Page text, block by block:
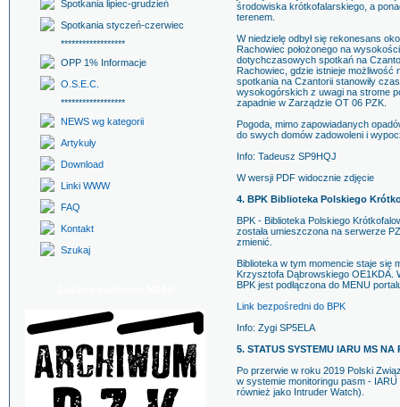
Spotkania lipiec-grudzień
Spotkania styczeń-czerwiec
******************
OPP 1% Informacje
O.S.E.C.
******************
NEWS wg kategorii
Artykuły
Download
Linki WWW
FAQ
Kontakt
Szukaj
środowiska krótkofalarskiego, a
terenem.
W niedzielę odbył się rekonesans
Rachowiec położonego na
dotychczasowych spotkań na
Rachowiec, gdzie istnieje
spotkania na Czantorii stanowiły
wysokogórskich z uwagi na strome
zapadnie w Zarządzie OT 06 PZK.
Pogoda, mimo zapowiadanych
do swych domów zadowoleni i
Info: Tadeusz SP9HQJ
W wersji PDF widocznie zdjęcie
4. BPK Biblioteka Polskiego
BPK - Biblioteka Polskiego
została umieszczona na serwerze
zmienić.
Biblioteka w tym momencie staje się
Krzysztofa Dąbrowskiego OE1KDA.
BPK jest podłączona do MENU
Link bezpośredni do BPK
Info: Zygi SP5ELA
5. STATUS SYSTEMU IARU MS NA
Po przerwie w roku 2019 Polski
w systemie monitoringu pasm -
również jako Intruder Watch).